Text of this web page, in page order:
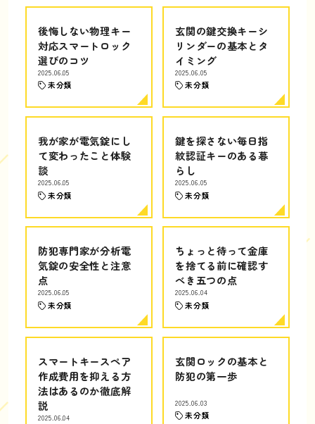
後悔しない物理キー
対応スマートロック
選びのコツ
2025.06.05
未分類
玄関の鍵交換キーシ
リンダーの基本とタ
イミング
2025.06.05
未分類
我が家が電気錠にし
て変わったこと体験
談
2025.06.05
未分類
鍵を探さない毎日指
紋認証キーのある暮
らし
2025.06.05
未分類
防犯専門家が分析電
気錠の安全性と注意
点
2025.06.05
未分類
ちょっと待って金庫
を捨てる前に確認す
べき五つの点
2025.06.04
未分類
スマートキースペア
作成費用を抑える方
法はあるのか徹底解
説
2025.06.04
玄関ロックの基本と
防犯の第一歩
2025.06.03
未分類